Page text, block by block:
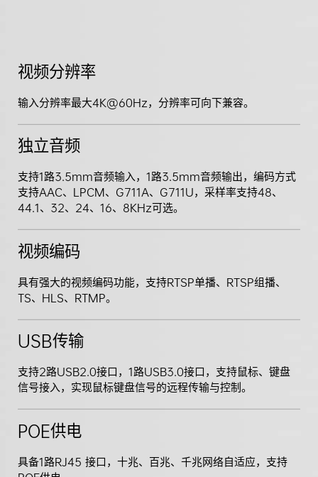
视频分辨率
输入分辨率最大4K@60Hz，分辨率可向下兼容。
独立音频
支持1路3.5mm音频输入，1路3.5mm音频输出，编码方式
支持AAC、LPCM、G711A、G711U，采样率支持48、
44.1、32、24、16、8KHz可选。
视频编码
具有强大的视频编码功能，支持RTSP单播、RTSP组播、
TS、HLS、RTMP。
USB传输
支持2路USB2.0接口，1路USB3.0接口，支持鼠标、键盘
信号接入，实现鼠标键盘信号的远程传输与控制。
POE供电
具备1路RJ45 接口，十兆、百兆、千兆网络自适应，支持